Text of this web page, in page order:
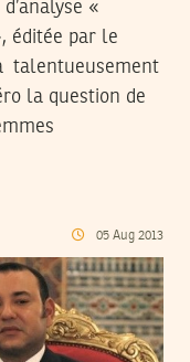
«
éditée par le
talentueusement
la question de
05 Aug 2013